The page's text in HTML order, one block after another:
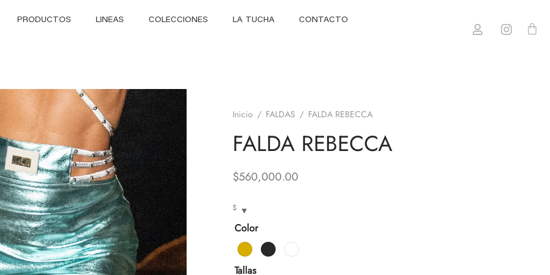
PRODUCTOS LINEAS COLECCIONES LA TUCHA CONTACTO
Inicio / FALDAS / FALDA REBECCA
FALDA REBECCA
$560,000.00
$
Color
Tallas